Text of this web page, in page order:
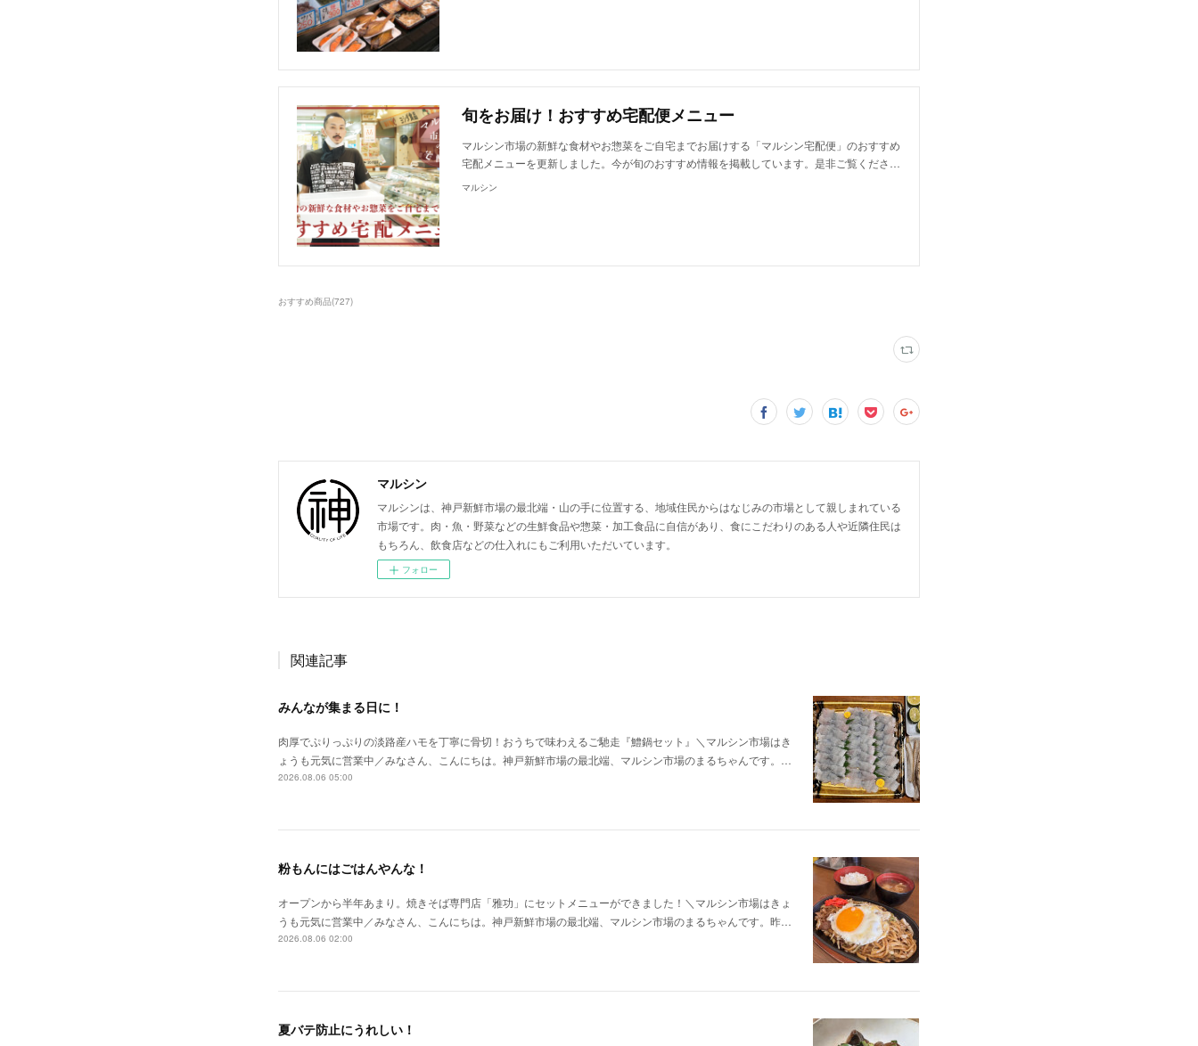
旬をお届け！おすすめ宅配便メニュー
マルシン市場の新鮮な食材やお惣菜をご自宅までお届けする「マルシン宅配便」のおすすめ
宅配メニューを更新しました。今が旬のおすすめ情報を掲載しています。是非ご覧くださ…
マルシン
おすすめ商品(727)
マルシン
マルシンは、神戸新鮮市場の最北端・山の手に位置する、地域住民からはなじみの市場として親しまれている
市場です。肉・魚・野菜などの生鮮食品や惣菜・加工食品に自信があり、食にこだわりのある人や近隣住民は
もちろん、飲食店などの仕入れにもご利用いただいています。
フォロー
関連記事
みんなが集まる日に！
肉厚でぷりっぷりの淡路産ハモを丁寧に骨切！おうちで味わえるご馳走『鱧鍋セット』＼マルシン市場はき
ょうも元気に営業中／みなさん、こんにちは。神戸新鮮市場の最北端、マルシン市場のまるちゃんです。…
2026.08.06 05:00
粉もんにはごはんやんな！
オープンから半年あまり。焼きそば専門店「雅功」にセットメニューができました！＼マルシン市場はきょ
うも元気に営業中／みなさん、こんにちは。神戸新鮮市場の最北端、マルシン市場のまるちゃんです。昨…
2026.08.06 02:00
夏バテ防止にうれしい！